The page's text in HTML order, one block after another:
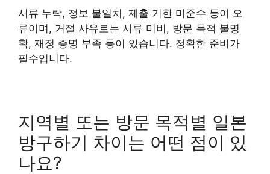
서류 누락, 정보 불일치, 제출 기한 미준수 등이 오
류이며, 거절 사유로는 서류 미비, 방문 목적 불명
확, 재정 증명 부족 등이 있습니다. 정확한 준비가
필수입니다.
지역별 또는 방문 목적별 일본
방구하기 차이는 어떤 점이 있
나요?